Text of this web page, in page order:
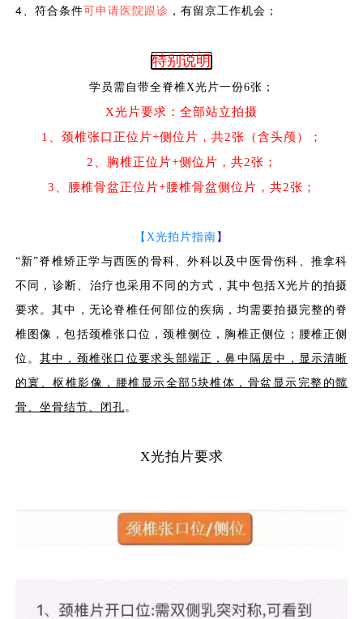
4、符合条件可申请医院跟诊 ，有留京工作机会；
特别说明
学员需自带全脊椎X光片一份6张；
X光片要求：全部站立拍摄
1、颈椎张口正位片+侧位片，共2张（含头颅）；
2、胸椎正位片+侧位片，共2张；
3、腰椎骨盆正位片+腰椎骨盆侧位片，共2张；
【 X光拍片指南 】
“新”脊椎矫正学与西医的骨科、外科以及中医骨伤科、推拿科
不同，诊断、治疗也采用不同的方式，其中包括X光片的拍摄
要求。其中，无论脊椎任何部位的疾病，均需要拍摄完整的脊
椎图像，包括颈椎张口位 ，颈椎侧位 ， 胸椎正侧位 ； 腰椎正侧
位 。其中，颈椎张口位要求头部端正，鼻中隔居中，显示清晰
的寰、枢椎影像，腰椎显示全部5块椎体，骨盆显示完整的髋
骨、坐骨结节、闭孔。
X光拍片要求